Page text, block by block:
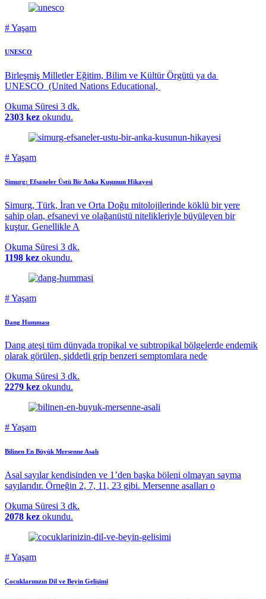
#Yaşam
UNESCO
Birleşmiş Milletler Eğitim, Bilim ve Kültür Örgütü ya da
UNESCO (United Nations Educational,
Okuma Süresi 3 dk.
2303 kez okundu.
#Yaşam
Simurg: Efsaneler Üstü Bir Anka Kuşunun Hikayesi
Simurg, Türk, İran ve Orta Doğu mitolojilerinde köklü bir yere
sahip olan, efsanevi ve olağanüstü nitelikleriyle büyüleyen bir
kuştur. Genellikle A
Okuma Süresi 3 dk.
1198 kez okundu.
#Yaşam
Dang Humması
Dang ateşi tüm dünyada tropikal ve subtropikal bölgelerde endemik
olarak görülen, şiddetli grip benzeri semptomlara nede
Okuma Süresi 3 dk.
2279 kez okundu.
#Yaşam
Bilinen En Büyük Mersenne Asalı
Asal sayılar kendisinden ve 1’den başka böleni olmayan sayma
sayılarıdır. Örneğin 2, 7, 11, 23 gibi. Mersenne asalları o
Okuma Süresi 3 dk.
2078 kez okundu.
#Yaşam
Çocuklarınızın Dil ve Beyin Gelişimi